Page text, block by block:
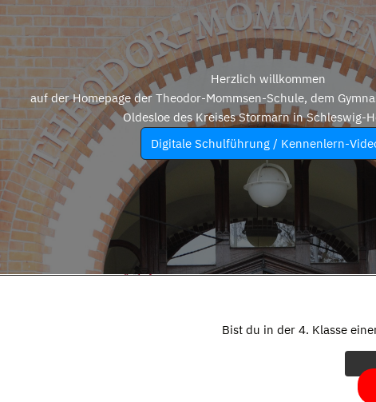
Herzlich willkommen
auf der Homepage der Theodor-Mommsen-Schule, dem
Oldesloe des Kreises Stormarn in Schleswig-
Digitale Schulführung / Kennenlern-
Bist du in der 4. Klasse